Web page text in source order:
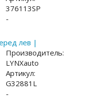
376113SP
-
лев |
Производитель:
LYNXauto
Артикул:
G32881L
-